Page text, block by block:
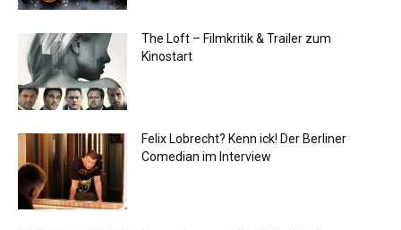
The Loft – Filmkritik & Trailer zum
Kinostart
Felix Lobrecht? Kenn ick! Der Berliner
Comedian im Interview